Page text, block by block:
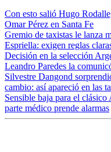
Con esto salió Hugo
Omar Pérez en Santa Fe
Gremio de taxistas le lanza
Espriella: exigen reglas
Decisión en la selección
Leandro Paredes la
Silvestre Dangond
cambio: así apareció en las
Sensible baja para el
parte médico prende alarmas